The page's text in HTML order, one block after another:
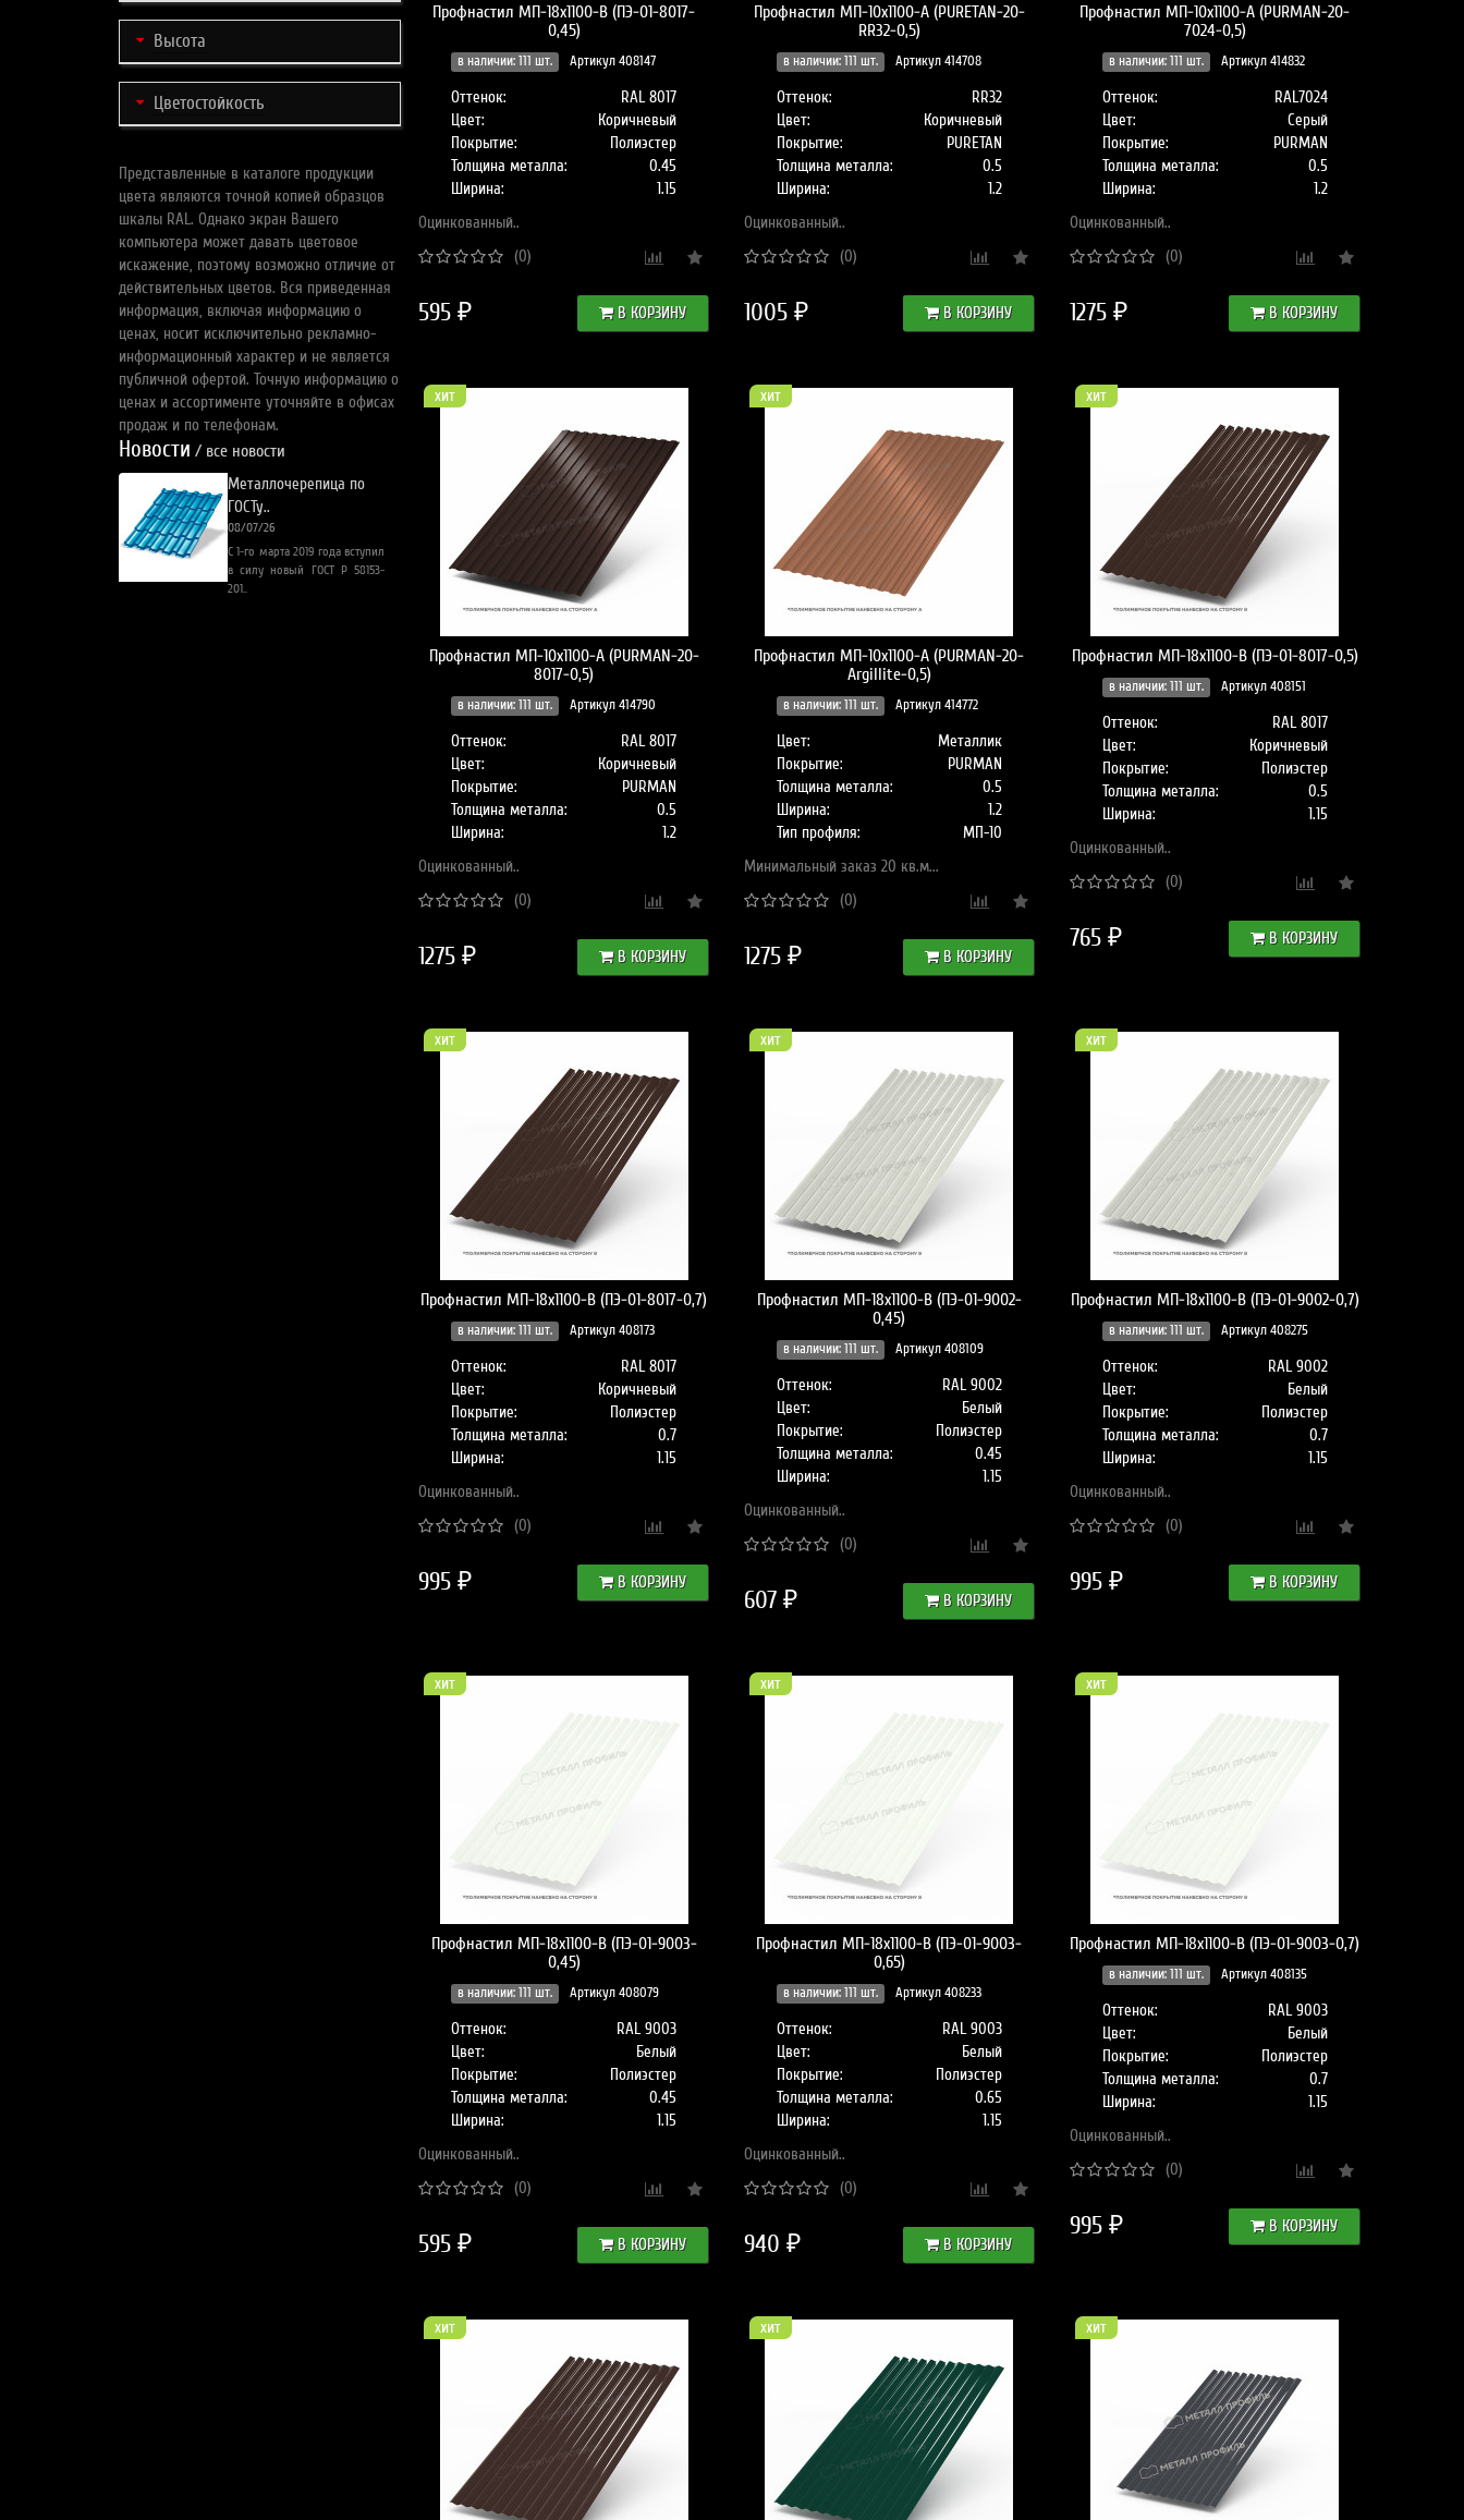
Высота
Цветостойкость
Представленные в каталоге продукции
цвета являются точной копией образцов
шкалы RAL. Однако экран Вашего
компьютера может давать цветовое
искажение, поэтому возможно отличие от
действительных цветов. Вся приведенная
информация, включая информацию о
ценах, носит исключительно рекламно-
информационный характер и не является
публичной офертой. Точную информацию о
ценах и ассортименте уточняйте в офисах
продаж и по телефонам.
Новости / все новости
Металлочерепица по
ГОСТу..
08/07/26
С 1-го марта 2019 года вступил
в силу новый ГОСТ Р 58153-
201..
Область применения и
достоинства
металлочерепицы..
11/01/2022
Разнообразие кровельных
материалов часто ставит потребителя ..
Профнастил МП-18x1100-B (ПЭ-01-8017-
0,45)
в наличии: 111 шт. Артикул 408147
Оттенок:
RAL 8017
Цвет:
Коричневый
Покрытие:
Полиэстер
Толщина металла:
0.45
Ширина:
1.15
Оцинкованный..
(0)
595 ₽ В КОРЗИНУ
Профнастил МП-10x1100-A (PURETAN-20-
RR32-0,5)
в наличии: 111 шт. Артикул 414708
Оттенок:
RR32
Цвет:
Коричневый
Покрытие:
PURETAN
Толщина металла:
0.5
Ширина:
1.2
Оцинкованный..
(0)
1005 ₽ В КОРЗИНУ
Профнастил МП-10x1100-A (PURMAN-20-
7024-0,5)
в наличии: 111 шт. Артикул 414832
Оттенок:
RAL7024
Цвет:
Серый
Покрытие:
PURMAN
Толщина металла:
0.5
Ширина:
1.2
Оцинкованный..
(0)
1275 ₽ В КОРЗИНУ
хит
Профнастил МП-10x1100-A (PURMAN-20-
8017-0,5)
в наличии: 111 шт. Артикул 414790
Оттенок:
RAL 8017
Цвет:
Коричневый
Покрытие:
PURMAN
Толщина металла:
0.5
Ширина:
1.2
Оцинкованный..
(0)
1275 ₽ В КОРЗИНУ
хит
Профнастил МП-10x1100-A (PURMAN-20-
Argillite-0,5)
в наличии: 111 шт. Артикул 414772
Цвет:
Металлик
Покрытие:
PURMAN
Толщина металла:
0.5
Ширина:
1.2
Тип профиля:
МП-10
Минимальный заказ 20 кв.м...
(0)
1275 ₽ В КОРЗИНУ
хит
Профнастил МП-18x1100-B (ПЭ-01-8017-0,5)
в наличии: 111 шт. Артикул 408151
Оттенок:
RAL 8017
Цвет:
Коричневый
Покрытие:
Полиэстер
Толщина металла:
0.5
Ширина:
1.15
Оцинкованный..
(0)
765 ₽ В КОРЗИНУ
хит
Профнастил МП-18x1100-B (ПЭ-01-8017-0,7)
в наличии: 111 шт. Артикул 408173
Оттенок:
RAL 8017
Цвет:
Коричневый
Покрытие:
Полиэстер
Толщина металла:
0.7
Ширина:
1.15
Оцинкованный..
(0)
995 ₽ В КОРЗИНУ
хит
Профнастил МП-18x1100-B (ПЭ-01-9002-
0,45)
в наличии: 111 шт. Артикул 408109
Оттенок:
RAL 9002
Цвет:
Белый
Покрытие:
Полиэстер
Толщина металла:
0.45
Ширина:
1.15
Оцинкованный..
(0)
607 ₽ В КОРЗИНУ
хит
Профнастил МП-18x1100-B (ПЭ-01-9002-0,7)
в наличии: 111 шт. Артикул 408275
Оттенок:
RAL 9002
Цвет:
Белый
Покрытие:
Полиэстер
Толщина металла:
0.7
Ширина:
1.15
Оцинкованный..
(0)
995 ₽ В КОРЗИНУ
хит
Профнастил МП-18x1100-B (ПЭ-01-9003-
0,45)
в наличии: 111 шт. Артикул 408079
Оттенок:
RAL 9003
Цвет:
Белый
Покрытие:
Полиэстер
Толщина металла:
0.45
Ширина:
1.15
Оцинкованный..
(0)
595 ₽ В КОРЗИНУ
хит
Профнастил МП-18x1100-B (ПЭ-01-9003-
0,65)
в наличии: 111 шт. Артикул 408233
Оттенок:
RAL 9003
Цвет:
Белый
Покрытие:
Полиэстер
Толщина металла:
0.65
Ширина:
1.15
Оцинкованный..
(0)
940 ₽ В КОРЗИНУ
хит
Профнастил МП-18x1100-B (ПЭ-01-9003-0,7)
в наличии: 111 шт. Артикул 408135
Оттенок:
RAL 9003
Цвет:
Белый
Покрытие:
Полиэстер
Толщина металла:
0.7
Ширина:
1.15
Оцинкованный..
(0)
995 ₽ В КОРЗИНУ
хит хит хит